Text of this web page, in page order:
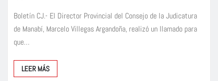
Boletín CJ.- El Director Provincial del Consejo de la Judicatura
de Manabí, Marcelo Villegas Argandoña, realizó un llamado para
que…
LEER MÁS